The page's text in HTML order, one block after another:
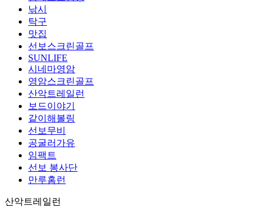
낚시
탁구
맛집
선보스크린골프
SUNLIFE
시네마영암
영암스크린골프
산악트레일런
보드이야기
같이해볼링
선보무비
공굴러가유
임팩트
선보 봉사단
만루홈런
산악트레일런